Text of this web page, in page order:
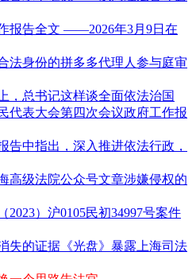
报告全文 ——2026年3月9日在
法身份的拼多多代理人参与庭审
，总书记这样谈全面依法治国
代表大会第四次会议政府工作报
告中指出，深入推进依法行政，
高级法院公众号文章涉嫌侵权的
2023）沪0105民初34997号案件
失的证据《光盘》暴露上海司法